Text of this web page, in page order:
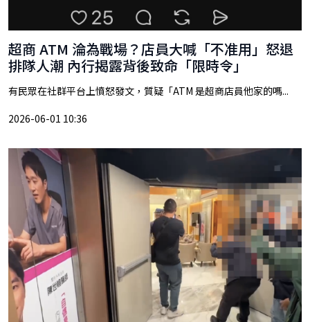
超商 ATM 淪為戰場？店員大喊「不准用」怒退
排隊人潮 內行揭露背後致命「限時令」
有民眾在社群平台上憤怒發文，質疑「ATM 是超商店員他家的嗎...
2026-06-01 10:36